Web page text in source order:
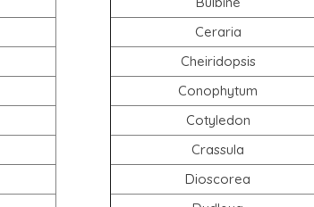
Ceraria
Cheiridopsis
Conophytum
Cotyledon
Crassula
Dioscorea